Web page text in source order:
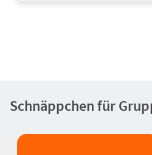
Schnäppchen für